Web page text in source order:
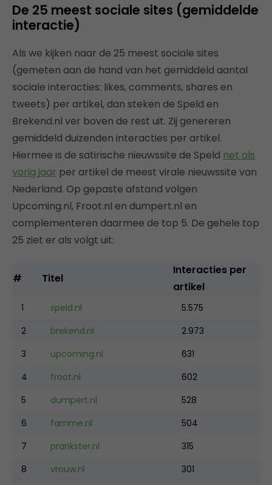
De 25 meest sociale sites (gemiddelde
interactie)
Als we kijken naar de 25 meest sociale sites
(gemeten aan de hand van het gemiddeld aantal
sociale interacties: likes, comments, shares en
tweets) per artikel, dan steken de Speld en
Brekend.nl ver boven de rest uit. Zij genereren
gemiddeld duizenden interacties per artikel.
Hiermee is de satirische nieuwssite de Speld net als
vorig jaar per artikel de meest virale nieuwssite van
Nederland. Op gepaste afstand volgen
Upcoming.nl, Froot.nl en dumpert.nl en
complementeren daarmee de top 5. De gehele top
25 ziet er als volgt uit:
# Titel
Interacties per
artikel
1 speld.nl
5.575
2
brekend.nl
2.973
3
upcoming.nl
631
4
froot.nl
602
5
dumpert.nl
528
6
famme.nl
504
7
prankster.nl
315
8
vrouw.nl
301